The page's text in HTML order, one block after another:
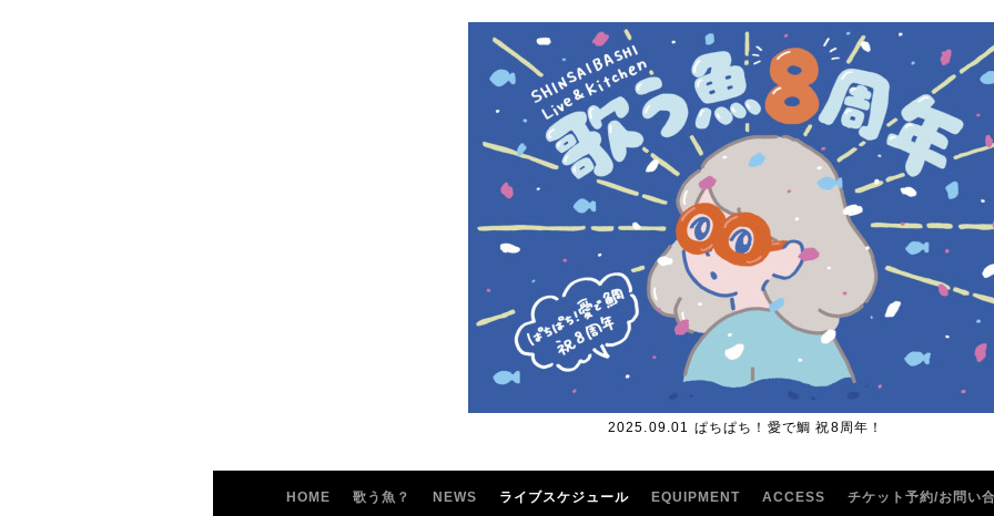
2025.09.01 ぱちぱち！愛で鯛 祝8周年！
HOME 歌う魚？ NEWS ライブスケジュール EQUIPMENT ACCESS チケット予約/お問い